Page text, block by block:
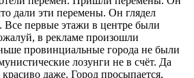
дали эти перемены. Он глядел
Все первые этажи в центре были
в рекламе произошли
провинциальные города не были
лозунги не в счёт. Да
даже. Город просыпается,